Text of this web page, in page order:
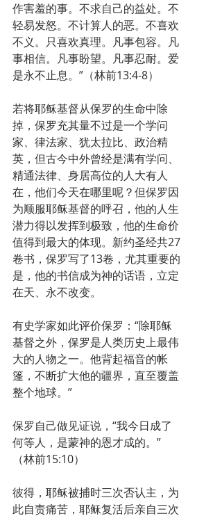
作害羞的事。不求自己的益处。不
轻易发怒。不计算人的恶。不喜欢
不义。只喜欢真理。凡事包容。凡
事相信。凡事盼望。凡事忍耐。爱
是永不止息。”（林前13:4-8）
若将耶稣基督从保罗的生命中除
掉，保罗充其量不过是一个学问
家、律法家、犹太拉比、政治精
英，但古今中外曾经是满有学问、
精通法律、身居高位的人大有人
在，他们今天在哪里呢？但保罗因
为顺服耶稣基督的呼召，他的人生
潜力得以发挥到极致，他的生命价
值得到最大的体现。新约圣经共27
卷书，保罗写了13卷，尤其重要的
是，他的书信成为神的话语，立定
在天、永不改变。
有史学家如此评价保罗：“除耶稣
基督之外，保罗是人类历史上最伟
大的人物之一。他背起福音的帐
篷，不断扩大他的疆界，直至覆盖
整个地球。”
保罗自己做见证说，“我今日成了
何等人，是蒙神的恩才成的。”
（林前15:10）
彼得，耶稣被捕时三次否认主，为
此自责痛苦，耶稣复活后亲自三次